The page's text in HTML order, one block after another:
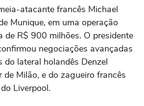
atacante francês Michael
Munique, em uma operação
de R$ 900 milhões. O presidente
negociações avançadas
do lateral holandês Denzel
de Milão, e do zagueiro francês
Liverpool.